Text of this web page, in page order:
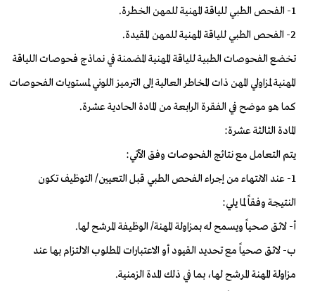
1- الفحص الطبي للياقة المهنية للمهن الخطرة.
2- الفحص الطبي للياقة المهنية للمهن المقيدة.
تخضع الفحوصات الطبية للياقة المهنية المضمنة في نماذج فحوصات اللياقة
المهنية لمزاولي المهن ذات المخاطر العالية إلى الترميز اللوني لمستويات الفحوصات
كما هو موضح في الفقرة الرابعة من المادة الحادية عشرة.
المادة الثالثة عشرة:
يتم التعامل مع نتائج الفحوصات وفق الآتي:
1- عند الانتهاء من إجراء الفحص الطبي قبل التعيين/ التوظيف تكون
النتيجة وفقاً لما يلي:
أ- لائق صحياً ويسمح له بمزاولة المهنة/ الوظيفة المرشح لها.
ب- لائق صحياً مع تحديد القيود أو الاعتبارات المطلوب الالتزام بها عند
مزاولة المهنة المرشح لها، بما في ذلك المدة الزمنية.